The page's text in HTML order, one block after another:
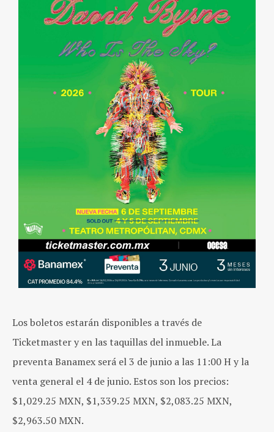
Los boletos estarán disponibles a través de
Ticketmaster y en las taquillas del inmueble. La
preventa Banamex será el 3 de junio a las 11:00 H y la
venta general el 4 de junio. Estos son los precios:
$1,029.25 MXN, $1,339.25 MXN, $2,083.25 MXN,
$2,963.50 MXN.